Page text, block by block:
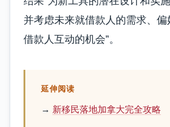
并考虑未来就借款人的需求、
借款人互动的机会”。
延伸阅读
→ 新移民落地加拿大完全攻略